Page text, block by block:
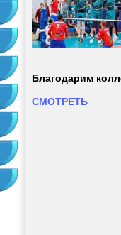
Благодарим
СМОТРЕТЬ